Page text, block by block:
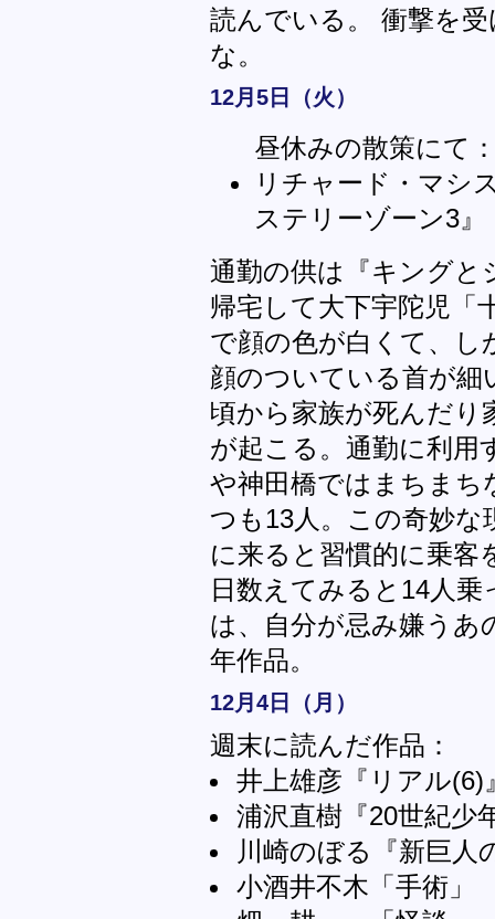
読んでいる。 衝撃を
な。
12月5日（火）
昼休みの散策にて
リチャード・マシ
ステリーゾーン3』
通勤の供は『キングと
帰宅して大下宇陀児「
で顔の色が白くて、し
顔のついている首が細
頃から家族が死んだ
が起こる。通勤に利用
や神田橋ではまちまち
つも13人。この奇妙
に来ると習慣的に乗
日数えてみると14人
は、自分が忌み嫌う
年作品。
12月4日（月）
週末に読んだ作品：
井上雄彦『リアル(6)
浦沢直樹『20世紀少
川崎のぼる『新巨人
小酒井不木「手術」